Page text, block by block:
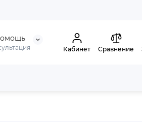
Кабинет Сравнение